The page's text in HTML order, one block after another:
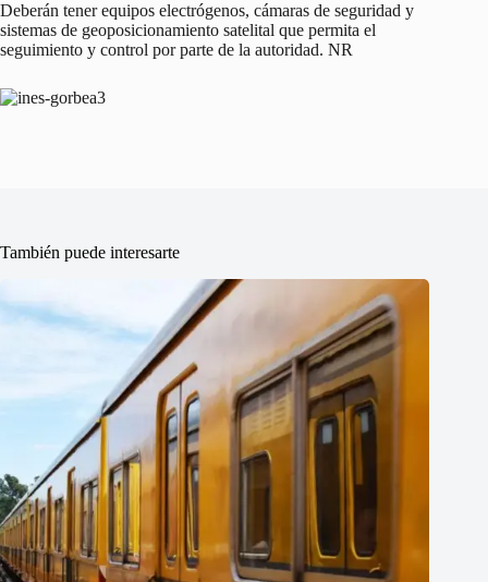
Deberán tener equipos electrógenos, cámaras de seguridad y
sistemas de geoposicionamiento satelital que permita el
seguimiento y control por parte de la autoridad. NR
También puede interesarte